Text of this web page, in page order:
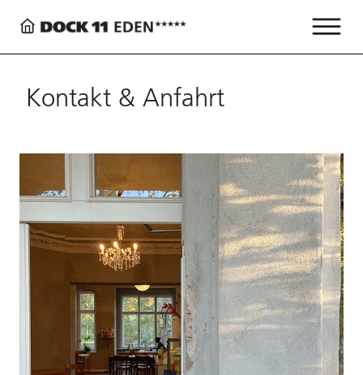
Kontakt & Anfahrt